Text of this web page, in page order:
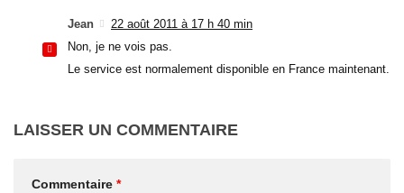
Jean
22 août 2011 à 17 h 40 min
Non, je ne vois pas.
Le service est normalement disponible en France maintenant.
LAISSER UN COMMENTAIRE
Commentaire *